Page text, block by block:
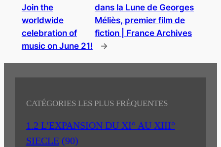
Join the
worldwide
celebration of
music on June 21!
dans la Lune de Georges
Méliès, premier film de
fiction | France Archives
→
CATÉGORIES LES PLUS FRÉQUENTES
1.2 L'EXPANSION DU XI° AU XIII°
SIECLE (90)